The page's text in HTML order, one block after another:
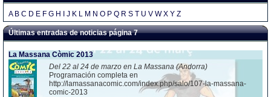
A B C D E F G H J K L M N O P Q R S T U V W X Y Z
Últimas entradas de noticias página 7
La Massana Còmic 2013
Del 22 al 24 de marzo en La Massana (Andorra)
Programación completa en
http://lamassanacomic.com/index.php/salo/107-la-massana-
comic-2013